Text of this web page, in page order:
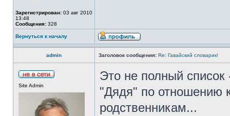
Зарегистрирован: 03 авг 2010
13:48
Сообщения: 328
Вернуться к началу
admin Заголовок сообщения: Re: Гавайский словарик!
Site Admin
Это не полный
"Дядя" по отношению
родственникам...